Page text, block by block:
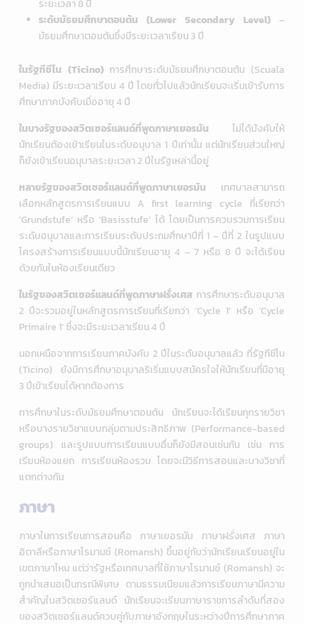
ระยะเวลา 8 ปี
ระดับมัธยมศึกษาตอนต้น (Lower Secondary Level) –
มัธยมศึกษาตอนต้นซึ่งมีระยะเวลาเรียน 3 ปี
ในรัฐทีชีโน (Ticino)การศึกษาระดับมัธยมศึกษาตอนต้น (Scuala
Media) มีระยะเวลาเรียน 4 ปี โดยทั่วไปแล้วนักเรียนจะเริ่มเข้ารับการ
ศึกษาภาคบังคับเมื่ออายุ 4 ปี
ในบางรัฐของสวิตเซอร์แลนด์ที่พูดภาษาเยอรมัน
ไม่ได้บังคับให้
นักเรียนต้องเข้าเรียนในระดับอนุบาล 1 ปีเท่านั้นแต่นักเรียนส่วนใหญ่
ก็ยังเข้าเรียนอนุบาลระยะเวลา 2 ปีในรัฐเหล่านี้อยู่
หลายรัฐของสวิตเซอร์แลนด์ที่พูดภาษาเยอรมัน เทศบาลสามารถ
เลือกหลักสูตรการเรียนแบบ A first learning cycle ที่เรียกว่า
‘Grundstufe’ หรือ ‘Basisstufe’ ได้ โดยเป็นการควบรวมการเรียน
ระดับอนุบาลและการเรียนระดับประถมศึกษาปีที่ 1 – ปีที่ 2 ในรูปแบบ
โครงสร้างการเรียนแบบนี้นักเรียนอายุ 4 – 7 หรือ 8 ปี จะได้เรียน
ด้วยกันในห้องเรียนเดียว
ในรัฐของสวิตเซอร์แลนด์ที่พูดภาษาฝรั่งเศส การศึกษาระดับอนุบาล
2 ปีจะรวมอยู่ในหลักสูตรการเรียนที่เรียกว่า ‘Cycle 1’ หรือ ‘Cycle
Primaire 1’ ซึ่งจะมีระยะเวลาเรียน 4 ปี
นอกเหนือจากการเรียนภาคบังคับ 2 ปีในระดับอนุบาลแล้ว ที่รัฐทีชีโน
(Ticino) ยังมีการศึกษาอนุบาลริเริ่มแบบสมัครใจให้นักเรียนที่มีอายุ
3 ปีเข้าเรียนได้หากต้องการ
การศึกษาในระดับมัธยมศึกษาตอนต้น นักเรียนจะได้เรียนทุกรายวิชา
หรือบางรายวิชาแบบกลุ่มตามประสิทธิภาพ (Performance-based
groups) และรูปแบบการเรียนแบบอื่นก็ยังมีสอนเช่นกัน เช่น การ
เรียนห้องแยก การเรียนห้องรวม โดยจะมีวิธีการสอนและบางวิชาที่
แตกต่างกัน
ภาษา
ภาษาในการเรียนการสอนคือ ภาษาเยอรมัน ภาษาฝรั่งเศส ภาษา
อิตาลีหรือภาษาโรมานช์ (Romansh) ขึ้นอยู่กับว่านักเรียนเรียนอยู่ใน
เขตภาษาไหน แต่ว่ารัฐหรือเทศบาลที่ใช้ภาษาโรมานช์ (Romansh) จะ
ถูกนำเสนอเป็นกรณีพิเศษ ตามธรรมเนียมแล้วการเรียนภาษามีความ
สำคัญในสวิตเซอร์แลนด์ นักเรียนจะเรียนภาษาราชการลำดับที่สอง
ของสวิตเซอร์แลนด์ควบคู่กับภาษาอังกฤษในระหว่างปีการศึกษาภาค